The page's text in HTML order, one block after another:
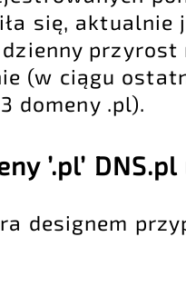
się,
(w ciągu
domeny .pl).
’.pl’
designem